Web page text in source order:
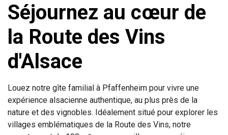
Séjournez au cœur de
la Route des Vins
d'Alsace
Louez notre gîte familial à Pfaffenheim pour vivre une
expérience alsacienne authentique, au plus près de la
nature et des vignobles. Idéalement situé pour explorer les
villages emblématiques de la Route des Vins, notre